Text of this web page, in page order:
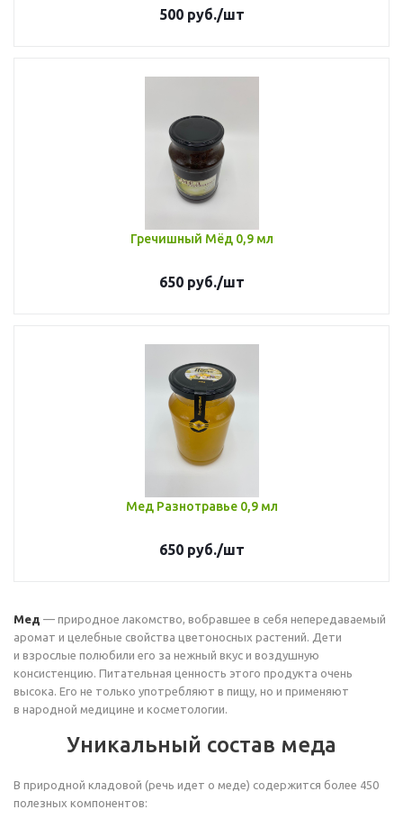
500 руб./шт
Гречишный Мёд 0,9 мл
650 руб./шт
Мед Разнотравье 0,9 мл
650 руб./шт
Мед — природное лакомство, вобравшее в себя непередаваемый
аромат и целебные свойства цветоносных растений. Дети
и взрослые полюбили его за нежный вкус и воздушную
консистенцию. Питательная ценность этого продукта очень
высока. Его не только употребляют в пищу, но и применяют
в народной медицине и косметологии.
Уникальный состав меда
В природной кладовой (речь идет о меде) содержится более 450
полезных компонентов: